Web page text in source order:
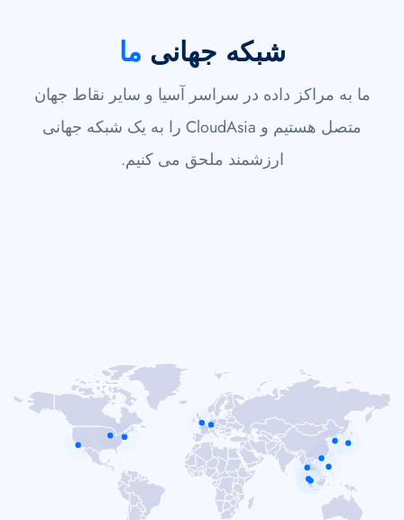
شبکه جهانی ما
ما به مراکز داده در سراسر آسیا و سایر نقاط جهان
متصل هستیم و CloudAsia را به یک شبکه جهانی
ارزشمند ملحق می کنیم.